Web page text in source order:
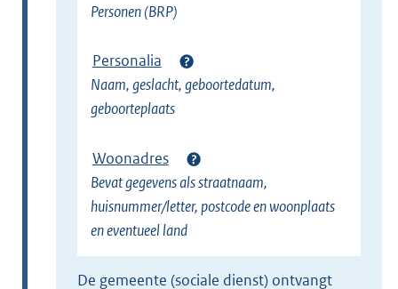
Personen (BRP)
Personalia
Naam, geslacht, geboortedatum,
geboorteplaats
Woonadres
Bevat gegevens als straatnaam,
huisnummer/letter, postcode en woonplaats
en eventueel land
de gemeente (sociale dienst) ontvangt